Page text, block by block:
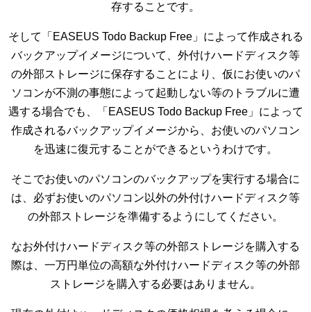
存することです。
そして「EASEUS Todo Backup Free」によって作成される
バックアップイメージについて、外付けハードディスク等
の外部ストレージに保存することにより、仮にお使いのパ
ソコンが不測の事態によって起動しない等のトラブルに遭
遇する場合でも、「EASEUS Todo Backup Free」によって
作成されるバックアップイメージから、お使いのパソコン
を迅速に復元することができるというわけです。
そこでお使いのパソコンのバックアップを実行する場合に
は、必ずお使いのパソコン以外の外付けハードディスク等
の外部ストレージを準備するようにしてください。
なお外付けハードディスク等の外部ストレージを購入する
際は、一万円単位の高額な外付けハードディスク等の外部
ストレージを購入する必要はありません。